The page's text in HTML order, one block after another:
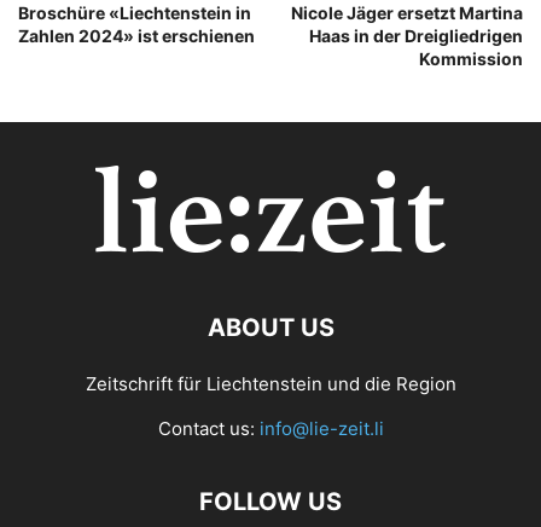
Broschüre «Liechtenstein in
Zahlen 2024» ist erschienen
Nicole Jäger ersetzt Martina
Haas in der Dreigliedrigen
Kommission
ABOUT US
Zeitschrift für Liechtenstein und die Region
Contact us: info@lie-zeit.li
FOLLOW US